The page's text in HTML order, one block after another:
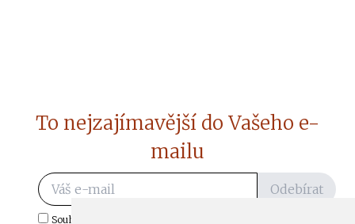
To nejzajímavější do Vašeho e-
mailu
Odebírat
Souhlasím s odběrem důležitých zpráv ze ČtiDoma.cz do mé e-